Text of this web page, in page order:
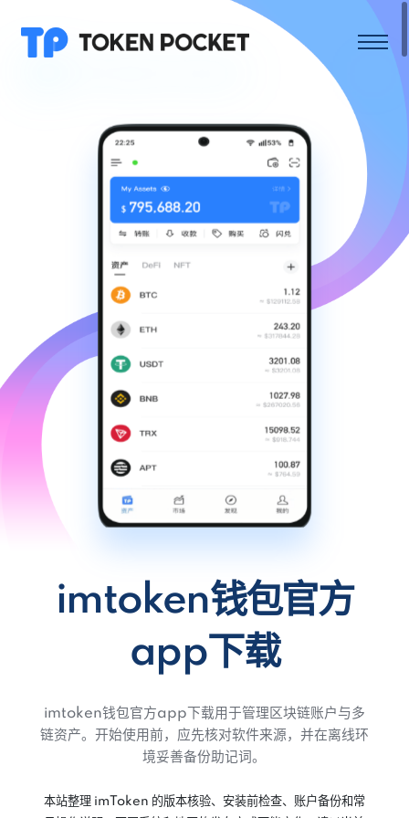
imtoken钱包官方
app下载
imtoken钱包官方app下载用于管理区块链账户与多
链资产。开始使用前，应先核对软件来源，并在离线环
境妥善备份助记词。
本站整理 imToken 的版本核验、安装前检查、账户备份和常